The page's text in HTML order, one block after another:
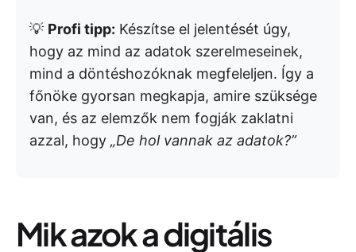
💡 Profi tipp: Készítse el jelentését úgy,
hogy az mind az adatok szerelmeseinek,
mind a döntéshozóknak megfeleljen. Így a
főnöke gyorsan megkapja, amire szüksége
van, és az elemzők nem fogják zaklatni
azzal, hogy „De hol vannak az adatok?”
Mik azok a digitális